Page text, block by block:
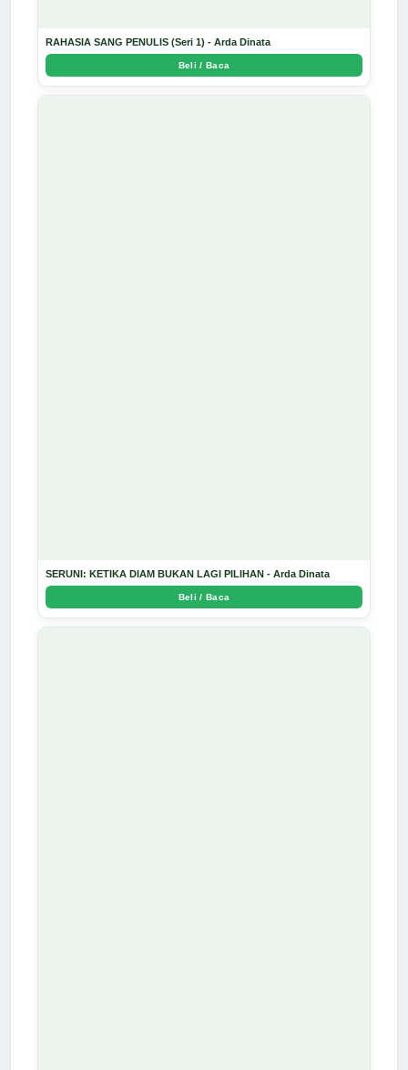
RAHASIA SANG PENULIS (Seri 1) - Arda Dinata
Beli / Baca
SERUNI: KETIKA DIAM BUKAN LAGI PILIHAN - Arda Dinata
Beli / Baca